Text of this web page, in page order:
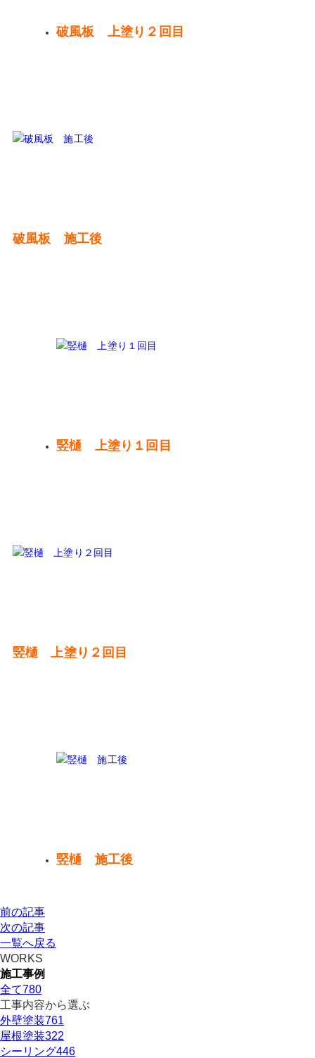
破風板 上塗り２回目
破風板 施工後
竪樋 上塗り１回目
竪樋 上塗り２回目
竪樋 施工後
前の記事
次の記事
一覧へ戻る
WORKS
施工事例
全て780
工事内容から選ぶ
外壁塗装761
屋根塗装322
シーリング446